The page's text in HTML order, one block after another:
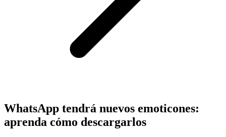
WhatsApp tendrá nuevos emoticones:
aprenda cómo descargarlos